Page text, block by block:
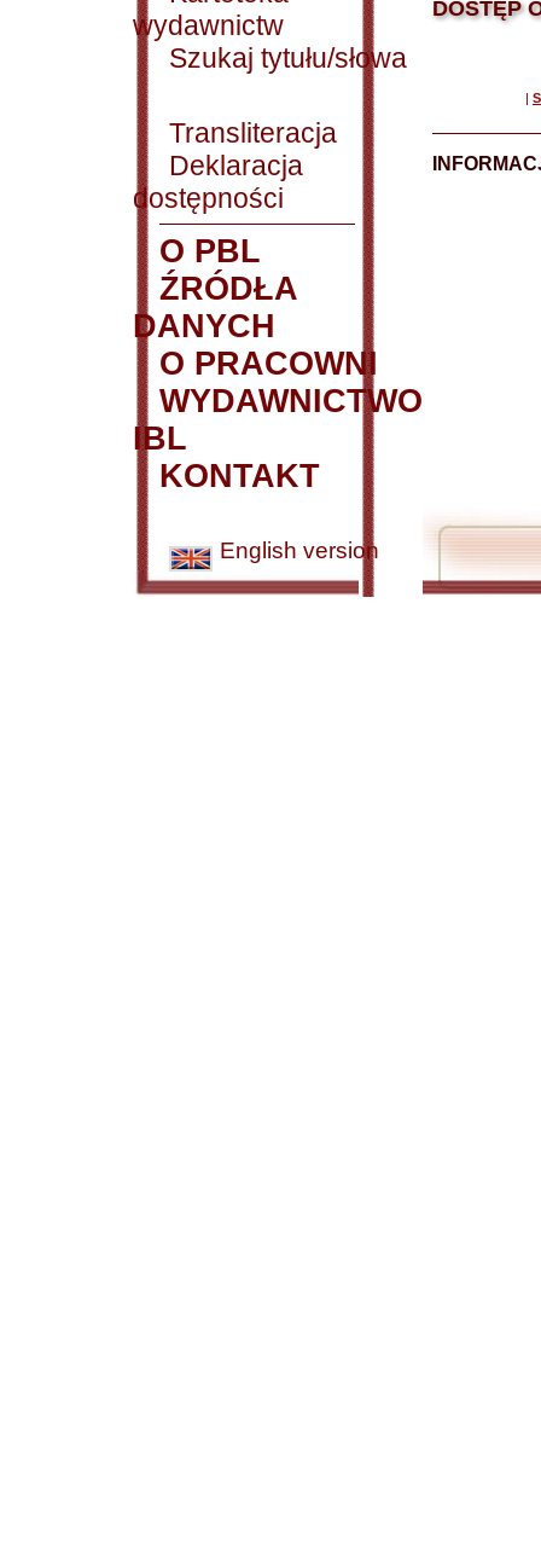
wydawnictw
Szukaj tytułu/słowa
Transliteracja
Deklaracja
dostępności
O PBL
ŹRÓDŁA
DANYCH
O PRACOWNI
WYDAWNICTWO
IBL
KONTAKT
English version
DOSTĘP
|